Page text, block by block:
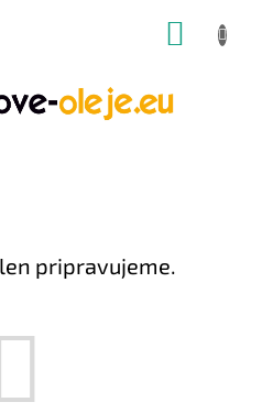
pripravujeme.